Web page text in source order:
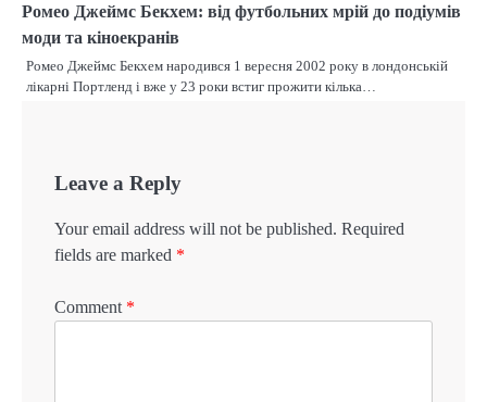
Ромео Джеймс Бекхем: від футбольних мрій до подіумів
моди та кіноекранів
Ромео Джеймс Бекхем народився 1 вересня 2002 року в лондонській
лікарні Портленд і вже у 23 роки встиг прожити кілька…
Leave a Reply
Your email address will not be published. Required
fields are marked *
Comment *